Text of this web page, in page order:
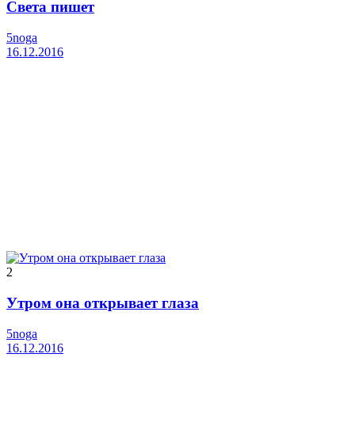
Света пишет
5noga
16.12.2016
2
Утром она открывает глаза
5noga
16.12.2016